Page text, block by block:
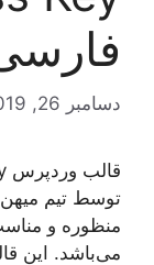
دسامبر 26, 2019
منظوره و
می‌باشد. این